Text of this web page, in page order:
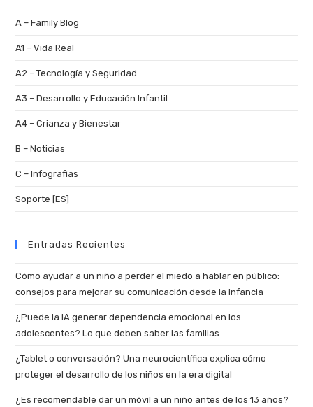
r
n
a
t
e
:
A – Family Blog
A1 – Vida Real
A2 – Tecnología y Seguridad
A3 – Desarrollo y Educación Infantil
A4 – Crianza y Bienestar
B – Noticias
C – Infografías
Soporte [ES]
Entradas Recientes
Cómo ayudar a un niño a perder el miedo a hablar en público:
consejos para mejorar su comunicación desde la infancia
¿Puede la IA generar dependencia emocional en los
adolescentes? Lo que deben saber las familias
¿Tablet o conversación? Una neurocientífica explica cómo
proteger el desarrollo de los niños en la era digital
¿Es recomendable dar un móvil a un niño antes de los 13 años?